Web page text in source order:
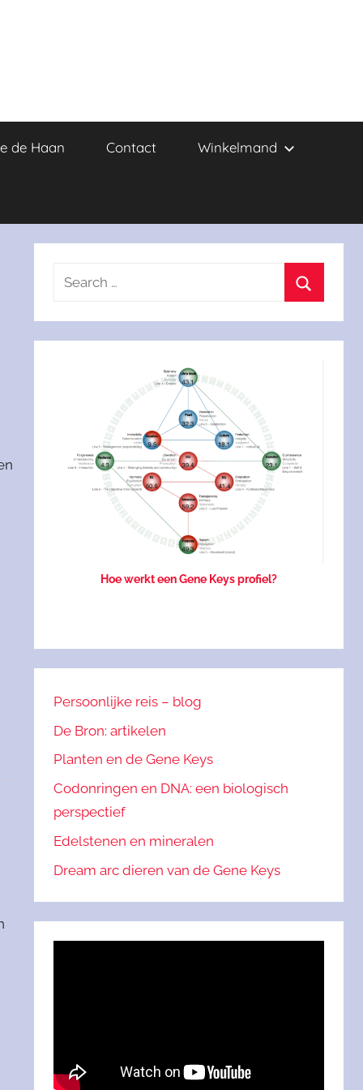
de Haan Contact Winkelmand
Search
Hoe werkt een Gene Keys profiel?
Persoonlijke reis – blog
De Bron: artikelen
Planten en de Gene Keys
Codonringen en DNA: een biologisch
perspectief
Edelstenen en mineralen
Dream arc dieren van de Gene Keys